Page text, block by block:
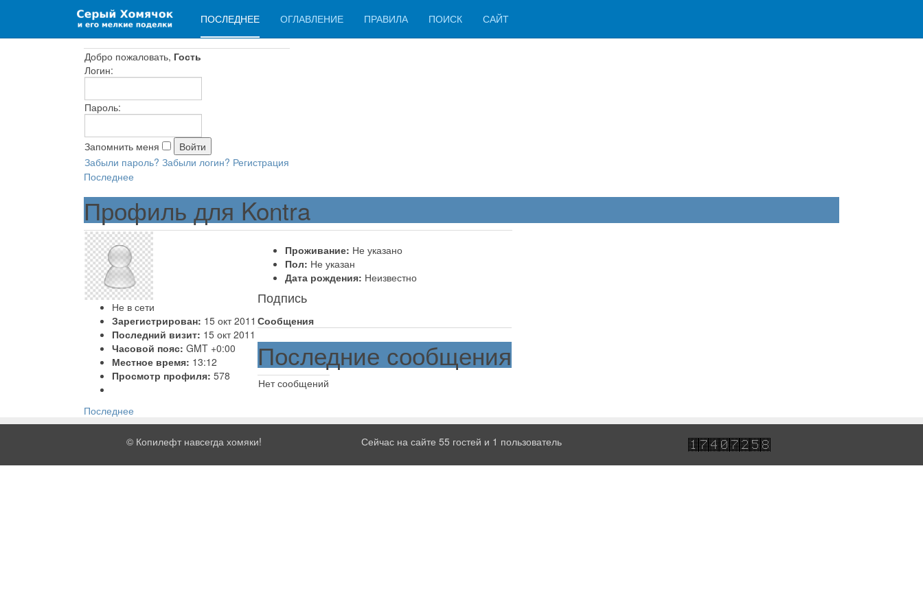
ПОСЛЕДНЕЕ ОГЛАВЛЕНИЕ ПРАВИЛА ПОИСК САЙТ
Добро пожаловать, Гость
Логин:
Пароль:
Запомнить меня
Забыли пароль? Забыли логин? Регистрация
Последнее
Профиль для Kontra
Не в сети
Зарегистрирован: 15 окт 2011
Последний визит: 15 окт 2011
Часовой пояс: GMT +0:00
Местное время: 13:12
Просмотр профиля: 578
Проживание: Не указано
Пол: Не указан
Дата рождения: Неизвестно
Подпись
Сообщения
Последние сообщения
Нет сообщений
Последнее
© Копилефт навсегда хомяки! Сейчас на сайте 55 гостей и 1 пользователь